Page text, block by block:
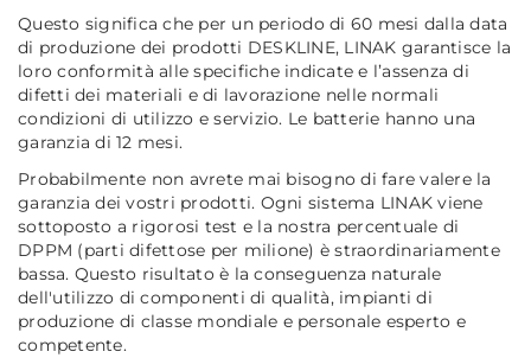
Questo significa che per un periodo di 60 mesi dalla data
di produzione dei prodotti DESKLINE, LINAK garantisce la
loro conformità alle specifiche indicate e l’assenza di
difetti dei materiali e di lavorazione nelle normali
condizioni di utilizzo e servizio. Le batterie hanno una
garanzia di 12 mesi.
Probabilmente non avrete mai bisogno di fare valere la
garanzia dei vostri prodotti. Ogni sistema LINAK viene
sottoposto a rigorosi test e la nostra percentuale di
DPPM (parti difettose per milione) è straordinariamente
bassa. Questo risultato è la conseguenza naturale
dell'utilizzo di componenti di qualità, impianti di
produzione di classe mondiale e personale esperto e
competente.